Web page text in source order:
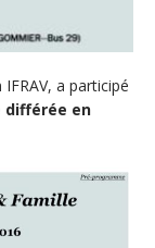
a participé
en